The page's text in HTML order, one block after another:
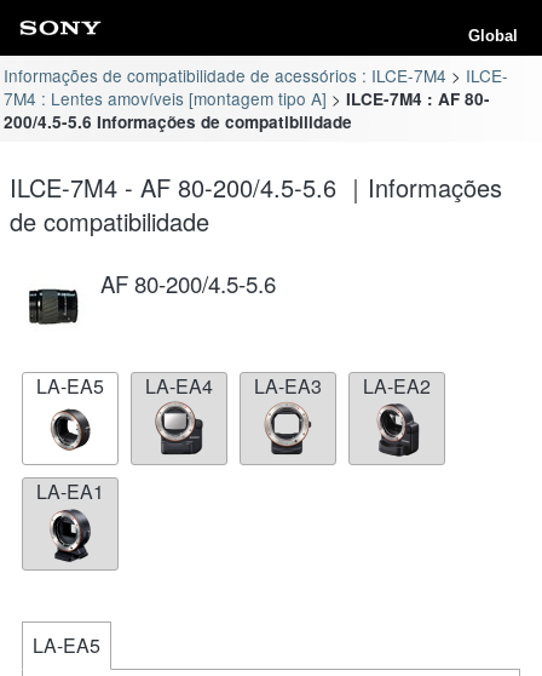
Global
Informações de compatibilidade de acessórios : ILCE-7M4
ILCE-
7M4 : Lentes amovíveis [montagem tipo A]
ILCE-7M4 : AF 80-
200/4.5-5.6 Informações de compatibilidade
ILCE-7M4 - AF 80-200/4.5-5.6 ｜Informações
de compatibilidade
AF 80-200/4.5-5.6
LA-EA5 LA-EA4 LA-EA3 LA-EA2
LA-EA1
LA-EA5